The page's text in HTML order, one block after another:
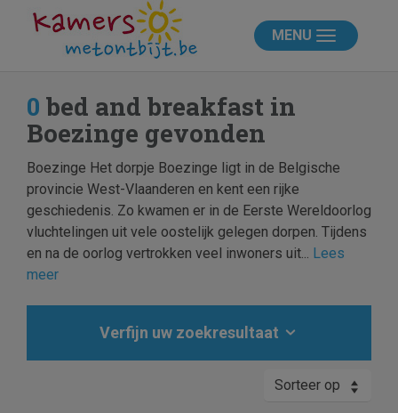
MENU
0 bed and breakfast in
Boezinge gevonden
Boezinge Het dorpje Boezinge ligt in de Belgische
provincie West-Vlaanderen en kent een rijke
geschiedenis. Zo kwamen er in de Eerste Wereldoorlog
vluchtelingen uit vele oostelijk gelegen dorpen. Tijdens
en na de oorlog vertrokken veel inwoners uit... Lees
meer
Verfijn uw zoekresultaat
Sorteer op